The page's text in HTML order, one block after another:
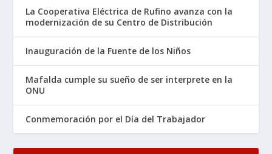
La Cooperativa Eléctrica de Rufino avanza con la
modernización de su Centro de Distribución
Inauguración de la Fuente de los Niños
Mafalda cumple su sueño de ser interprete en la
ONU
Conmemoración por el Día del Trabajador